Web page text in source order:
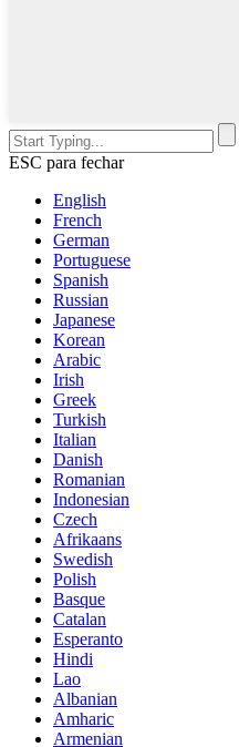
ESC para fechar
English
French
German
Portuguese
Spanish
Russian
Japanese
Korean
Arabic
Irish
Greek
Turkish
Italian
Danish
Romanian
Indonesian
Czech
Afrikaans
Swedish
Polish
Basque
Catalan
Esperanto
Hindi
Lao
Albanian
Amharic
Armenian